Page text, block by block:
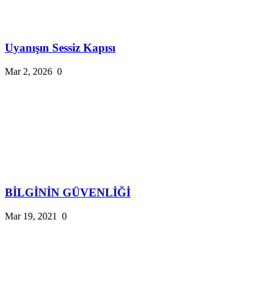
Uyanışın Sessiz Kapısı
Mar 2, 2026 0
BİLGİNİN GÜVENLİĞİ
Mar 19, 2021 0